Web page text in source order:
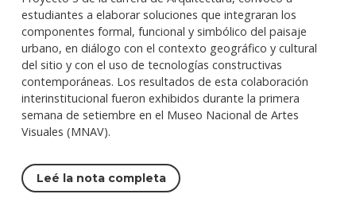
estudiantes a elaborar soluciones que integraran los
componentes formal, funcional y simbólico del paisaje
urbano, en diálogo con el contexto geográfico y cultural
del sitio y con el uso de tecnologías constructivas
contemporáneas. Los resultados de esta colaboración
interinstitucional fueron exhibidos durante la primera
semana de setiembre en el Museo Nacional de Artes
Visuales (MNAV).
Leé la nota completa